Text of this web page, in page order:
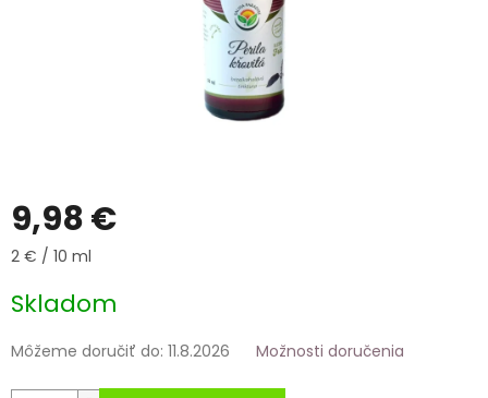
9,98 €
Jednotková
2 € / 10 ml
Skladom
Môžeme doručiť do: 11.8.2026 Možnosti doručenia